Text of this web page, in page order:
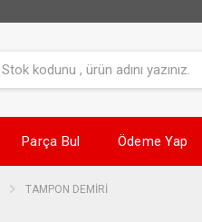
Parça Bul Ödeme Yap
TAMPON DEMİRİ